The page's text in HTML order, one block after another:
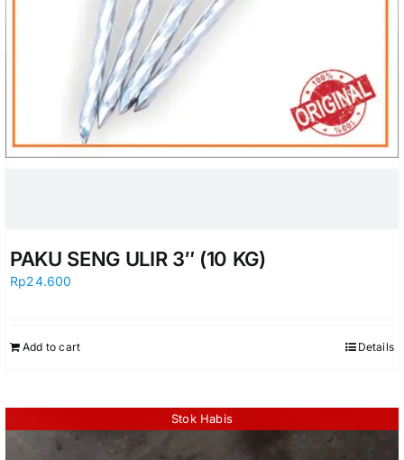
PAKU SENG ULIR 3″ (10 KG)
Rp24.600
Add to cart Details
Stok Habis